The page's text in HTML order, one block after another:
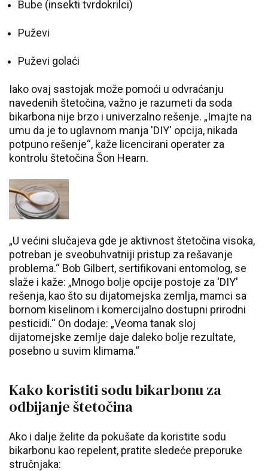
Bube (insekti tvrdokrilci)
Puževi
Puževi golaći
Iako ovaj sastojak može pomoći u odvraćanju
navedenih štetočina, važno je razumeti da soda
bikarbona nije brzo i univerzalno rešenje. „Imajte na
umu da je to uglavnom manja 'DIY' opcija, nikada
potpuno rešenje“, kaže licencirani operater za
kontrolu štetočina Šon Hearn.
„U većini slučajeva gde je aktivnost štetočina visoka,
potreban je sveobuhvatniji pristup za rešavanje
problema.“ Bob Gilbert, sertifikovani entomolog, se
slaže i kaže: „Mnogo bolje opcije postoje za 'DIY'
rešenja, kao što su dijatomejska zemlja, mamci sa
bornom kiselinom i komercijalno dostupni prirodni
pesticidi.“ On dodaje: „Veoma tanak sloj
dijatomejske zemlje daje daleko bolje rezultate,
posebno u suvim klimama.“
Kako koristiti sodu bikarbonu za
odbijanje štetočina
Ako i dalje želite da pokušate da koristite sodu
bikarbonu kao repelent, pratite sledeće preporuke
stručnjaka: